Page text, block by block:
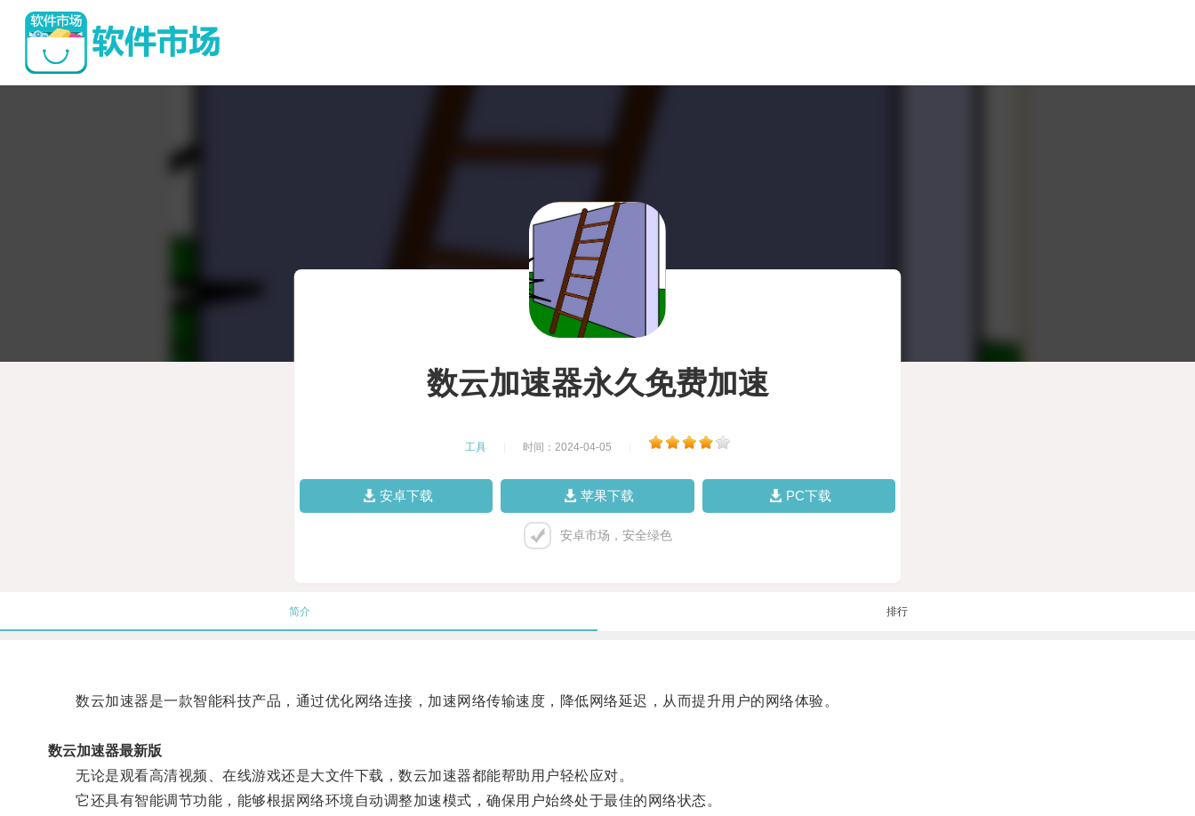
数云加速器永久免费加速
工具 时间：2024-04-05
安卓下载 苹果下载 PC下载
安卓市场，安全绿色
简介 排行
数云加速器是一款智能科技产品，通过优化网络连接，加速网络传输速度，降低网络延迟，从而提升用户的网络体验。
数云加速器最新版
无论是观看高清视频、在线游戏还是大文件下载，数云加速器都能帮助用户轻松应对。
它还具有智能调节功能，能够根据网络环境自动调整加速模式，确保用户始终处于最佳的网络状态。